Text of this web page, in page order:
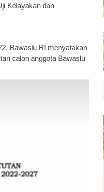
Kelayakan dan
Bawaslu RI menyatakan
calon anggota Bawaslu